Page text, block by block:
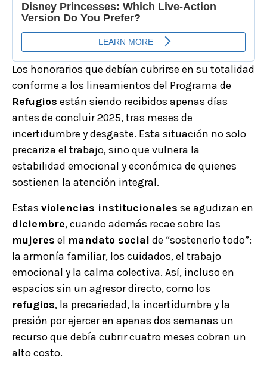
Los honorarios que debían cubrirse en su totalidad
conforme a los lineamientos del Programa de
Refugios están siendo recibidos apenas días
antes de concluir 2025, tras meses de
incertidumbre y desgaste. Esta situación no solo
precariza el trabajo, sino que vulnera la
estabilidad emocional y económica de quienes
sostienen la atención integral.
Estas violencias institucionales se agudizan en
diciembre, cuando además recae sobre las
mujeres el mandato social de “sostenerlo todo”:
la armonía familiar, los cuidados, el trabajo
emocional y la calma colectiva. Así, incluso en
espacios sin un agresor directo, como los
refugios, la precariedad, la incertidumbre y la
presión por ejercer en apenas dos semanas un
recurso que debía cubrir cuatro meses cobran un
alto costo.